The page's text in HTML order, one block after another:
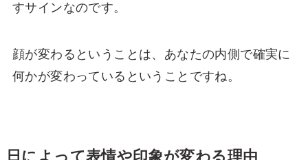
すサインなのです。
顔が変わるということは、あなたの内側で確実に
何かが変わっているということですね。